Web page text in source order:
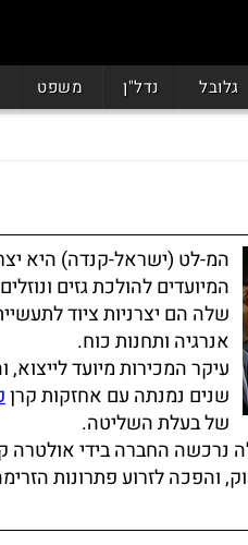
גלובל נדל"ן משפט
המ-לט (ישראל-קנדה) היא
המיועדים להולכת גזים
שלה הם יצרניות ציוד
אנרגיה ותחנות כוח.
עיקר המכירות מיועד
שנים נמנתה עם אחזקות קרן
של בעלת השליטה.
והפכה לזרוע פתרונות